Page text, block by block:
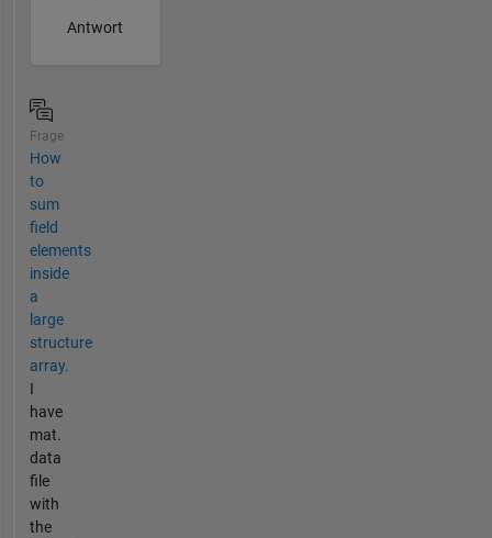
Antwort
Frage
How
to
sum
field
elements
inside
a
large
structure
array.
I
have
mat.
data
file
with
the